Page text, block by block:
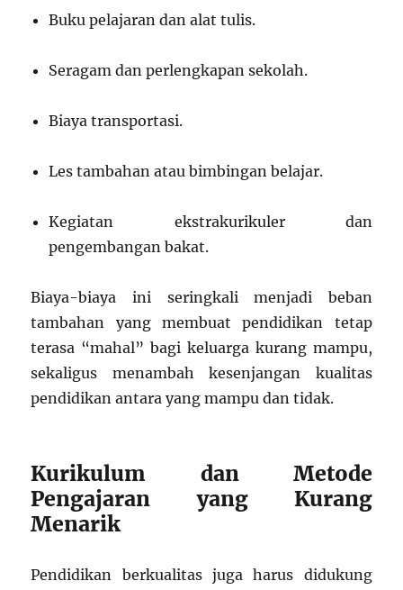
Buku pelajaran dan alat tulis.
Seragam dan perlengkapan sekolah.
Biaya transportasi.
Les tambahan atau bimbingan belajar.
Kegiatan ekstrakurikuler dan
pengembangan bakat.
Biaya-biaya ini seringkali menjadi beban
tambahan yang membuat pendidikan tetap
terasa “mahal” bagi keluarga kurang mampu,
sekaligus menambah kesenjangan kualitas
pendidikan antara yang mampu dan tidak.
Kurikulum dan Metode
Pengajaran yang Kurang
Menarik
Pendidikan berkualitas juga harus didukung